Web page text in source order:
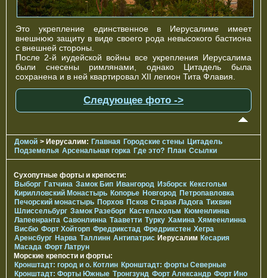
Это укрепление единственное в Иерусалиме имеет
внешнюю защиту в виде своего рода невысокого бастиона
с внешней стороны.
После 2-й иудейской войны все укрепления Иерусалима
были снесены римлянами, однако Цитадель была
сохранена и в ней квартировал XII легион Тита Флавия.
Следующее фото ->
Домой > Иерусалим: Главная Городские стены Цитадель
Подземелья Арсенальная горка Где это? План Ссылки
Сухопутные форты и крепости:
Выборг Гатчина Замок Бип Ивангород Изборск Кексгольм
Кирилловский Монастырь Копорье Новгород Петропавловка
Печорcкий монастырь Порхов Псков Старая Ладога Тихвин
Шлиссельбург Замок Разеборг Кастельхольм Кюменлинна
Лапеенранта Савонлинна Тааветти Турку Хамина Хямеенлинна
Висбю Форт Хойторп Фредрикстад Фредрикстен Хегра
Аренсбург Нарва Таллинн Антипатрис Иерусалим Кесария
Масада Форт Латрун
Морские крепости и форты:
Кронштадт: город и о. Котлин Кронштадт: форты Северные
Кронштадт: Форты Южные Тронгзунд Форт Александр Форт Ино